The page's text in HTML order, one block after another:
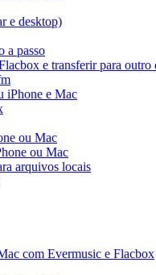
e desktop)
a passo
e transferir para
iPhone e Mac
ou Mac
ou Mac
arquivos locais
com Evermusic e Flacbox